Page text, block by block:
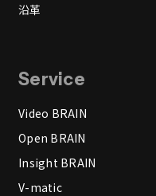
沿革
Service
Video BRAIN
Open BRAIN
Insight BRAIN
V-matic